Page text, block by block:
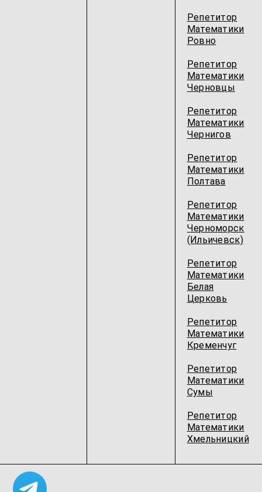
Репетитор
Математики
Ровно
Репетитор
Математики
Черновцы
Репетитор
Математики
Чернигов
Репетитор
Математики
Полтава
Репетитор
Математики
Черноморск
(Ильичевск)
Репетитор
Математики
Белая
Церковь
Репетитор
Математики
Кременчуг
Репетитор
Математики
Сумы
Репетитор
Математики
Хмельницкий